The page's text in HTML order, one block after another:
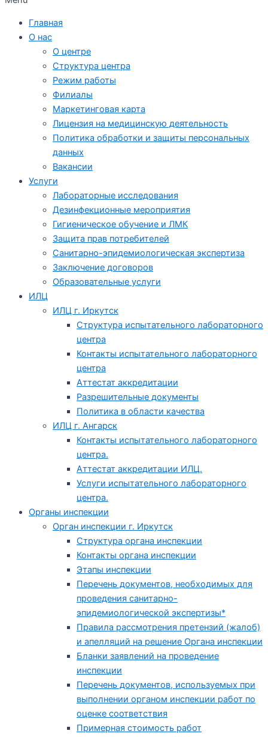
Главная
О нас
О центре
Структура центра
Режим работы
Филиалы
Маркетинговая карта
Лицензия на медицинскую деятельность
Политика обработки и защиты персональных
данных
Вакансии
Услуги
Лабораторные исследования
Дезинфекционные мероприятия
Гигиеническое обучение и ЛМК
Защита прав потребителей
Санитарно-эпидемиологическая экспертиза
Заключение договоров
Образовательные услуги
ИЛЦ
ИЛЦ г. Иркутск
Структура испытательного лабораторного
центра
Контакты испытательного лабораторного
центра
Аттестат аккредитации
Разрешительные документы
Политика в области качества
ИЛЦ г. Ангарск
Контакты испытательного лабораторного
центра.
Аттестат аккредитации ИЛЦ.
Услуги испытательного лабораторного
центра.
Органы инспекции
Орган инспекции г. Иркутск
Структура органа инспекции
Контакты органа инспекции
Этапы инспекции
Перечень документов, необходимых для
проведения санитарно-
эпидемиологической экспертизы*
Правила рассмотрения претензий (жалоб)
и апелляций на решение Органа инспекции
Бланки заявлений на проведение
инспекции
Перечень документов, используемых при
выполнении органом инспекции работ по
оценке соответствия
Примерная стоимость работ